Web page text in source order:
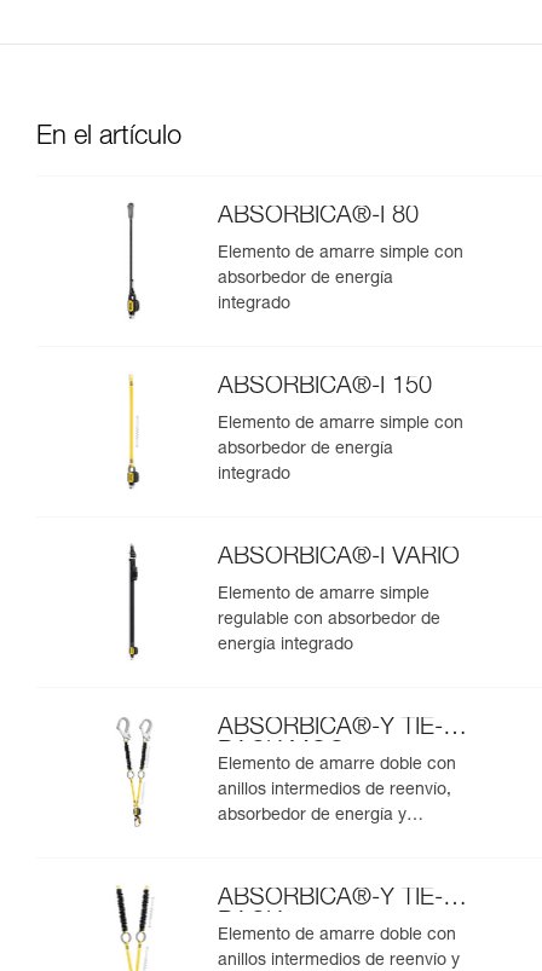
En el artículo
ABSORBICA®-I 80
Elemento de amarre simple con
absorbedor de energía
integrado
ABSORBICA®-I 150
Elemento de amarre simple con
absorbedor de energía
integrado
ABSORBICA®-I VARIO
Elemento de amarre simple
regulable con absorbedor de
energía integrado
ABSORBICA®-Y TIE-
BACK MGO
Elemento de amarre doble con
anillos intermedios de reenvío,
absorbedor de energía y
ABSORBICA®-Y TIE-
BACK
Elemento de amarre doble con
anillos intermedios de reenvío y